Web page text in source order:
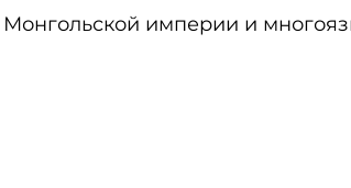
империи и